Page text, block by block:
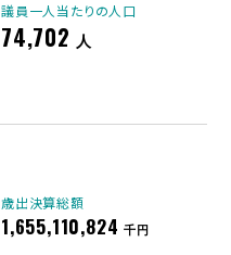
議員一人当たりの人口
74,702 人
歳出決算総額
1,655,110,824 千円